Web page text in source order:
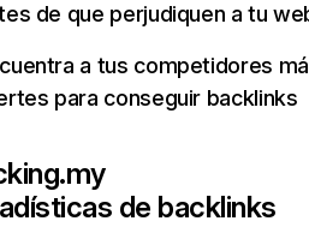
de que perjudiquen a tu
a tus competidores
para conseguir backlinks
de backlinks